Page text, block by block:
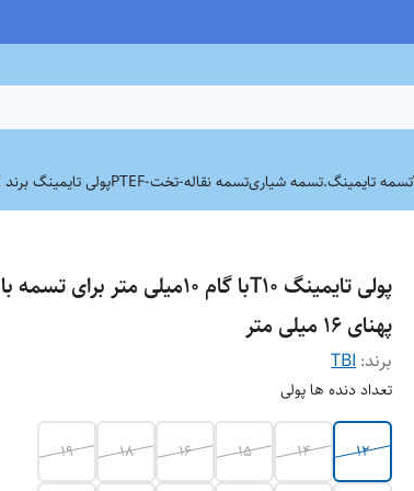
تسمه تایمینگ.تسمه شیاریتسمه نقاله-تخت-PTEF پولی تایمینگ برند OBC
پولی تایمینگ T10با گام 10میلی متر برای تسمه با
پهنای 16 میلی متر
برند:TBI
تعداد دنده ها پولی
12
14
15
16
18
19